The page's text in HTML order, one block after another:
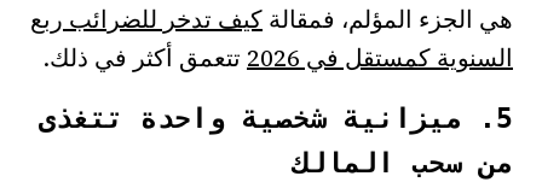
هي الجزء المؤلم، فمقالة كيف تدخر للضرائب ربع
السنوية كمستقل في 2026
تتعمق أكثر في ذلك.
5. ميزانية شخصية واحدة تتغذى
من سحب المالك